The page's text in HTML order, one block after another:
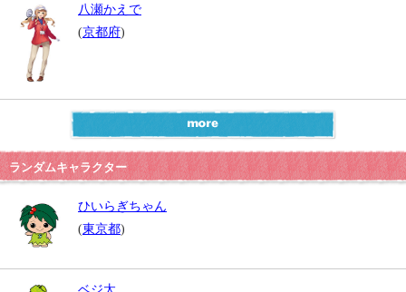
八瀬かえで
(京都府)
ランダムキャラクター
ひいらぎちゃん
(東京都)